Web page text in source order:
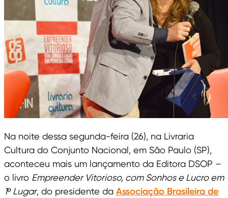
Na noite dessa segunda-feira (26), na Livraria
Cultura do Conjunto Nacional, em São Paulo (SP),
aconteceu mais um lançamento da Editora DSOP –
o livro Empreender Vitorioso, com Sonhos e Lucro em
1º Lugar, do presidente da Associação Brasileira de